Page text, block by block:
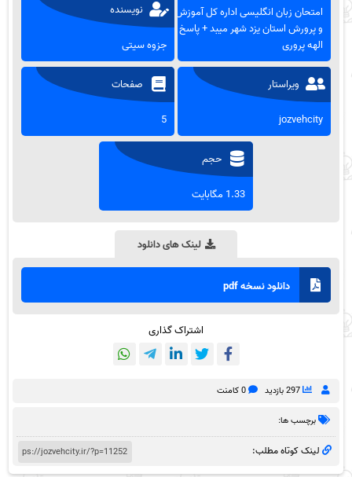
امتحان زبان انگلیسی اداره کل آموزش
و پرورش استان یزد شهر میبد + پاسخ
الهه پروری
نویسنده
جزوه سیتی
ویراستار
jozvehcity
صفحات
5
حجم
1.33 مگابایت
لینک های دانلود
دانلود نسخه pdf
اشتراک گذاری
297 بازدید 0 کامنت
برچسب ها:
لینک کوتاه مطلب: